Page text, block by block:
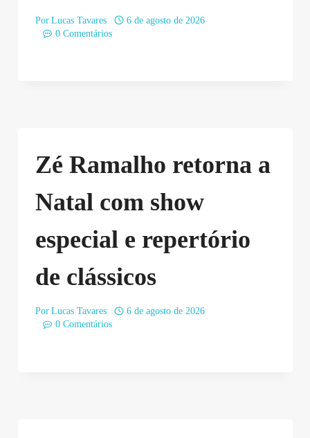
Por Lucas Tavares
6 de agosto de 2026
0 Comentários
Zé Ramalho retorna a
Natal com show
especial e repertório
de clássicos
Por Lucas Tavares
6 de agosto de 2026
0 Comentários